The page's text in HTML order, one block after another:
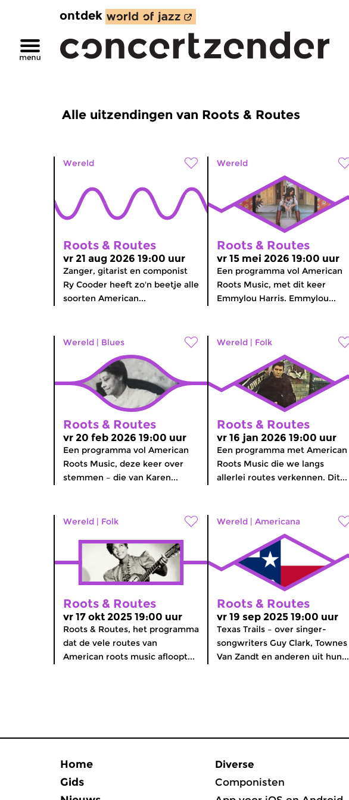
ontdek
Alle uitzendingen van Roots & Routes
Wereld
Roots & Routes
vr 21 aug 2026 19:00 uur
Zanger, gitarist en componist
Ry Cooder heeft zo'n beetje alle
soorten American...
Wereld
Roots & Routes
vr 15 mei 2026 19:00 uur
Een programma vol American
Roots Music, met dit keer
Emmylou Harris. Emmylou...
Wereld | Blues
Roots & Routes
vr 20 feb 2026 19:00 uur
Een programma vol American
Roots Music, deze keer over
stemmen – die van Karen...
Wereld | Folk
Roots & Routes
vr 16 jan 2026 19:00 uur
Een programma met American
Roots Music die we langs
allerlei routes verkennen. Dit...
Wereld | Folk
Roots & Routes
vr 17 okt 2025 19:00 uur
Roots & Routes, het programma
dat de vele routes van
American roots music afloopt...
Wereld | Americana
Roots & Routes
vr 19 sep 2025 19:00 uur
Texas Trails – over singer-
songwriters Guy Clark, Townes
Van Zandt en anderen uit hun...
Home
Gids
Diverse
Componisten